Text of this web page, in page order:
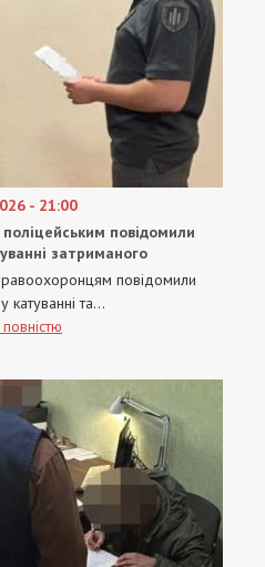
- 21:00
повідомили
затриманого
повідомили
катуванні та...